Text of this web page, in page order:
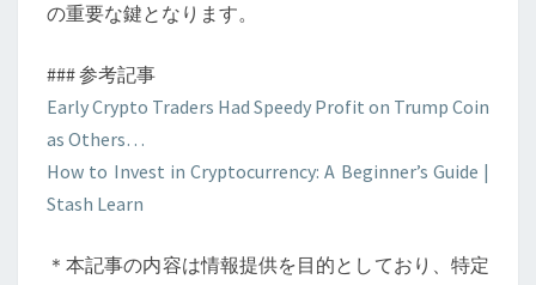
の重要な鍵となります。
### 参考記事
Early Crypto Traders Had Speedy Profit on Trump Coin
as Others…
How to Invest in Cryptocurrency: A Beginner’s Guide |
Stash Learn
＊本記事の内容は情報提供を目的としており、特定